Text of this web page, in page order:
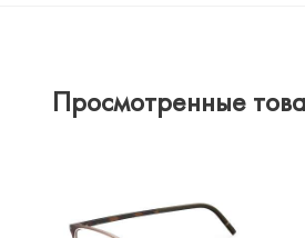
Просмотренные